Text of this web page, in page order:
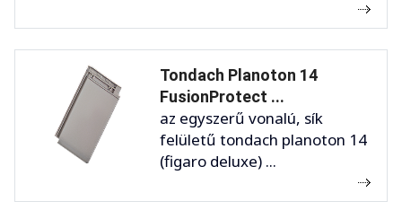
Tondach Planoton 14
FusionProtect ...
az egyszerű vonalú, sík
felületű tondach planoton 14
(figaro deluxe) ...